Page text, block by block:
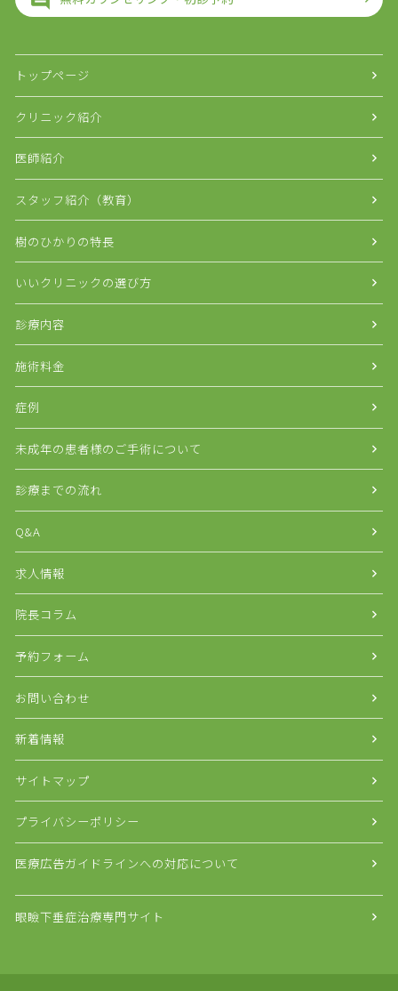
トップページ
クリニック紹介
医師紹介
スタッフ紹介（教育）
樹のひかりの特長
いいクリニックの選び方
診療内容
施術料金
症例
未成年の患者様のご手術について
診療までの流れ
Q&A
求人情報
院長コラム
予約フォーム
お問い合わせ
新着情報
サイトマップ
プライバシーポリシー
医療広告ガイドラインへの対応について
眼瞼下垂症治療専門サイト